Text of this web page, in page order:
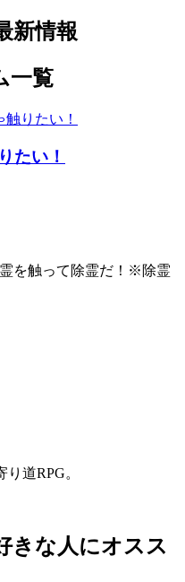
新情報
一覧
たい！
を触って除霊だ！※除霊
道RPG。
きな人にオスス